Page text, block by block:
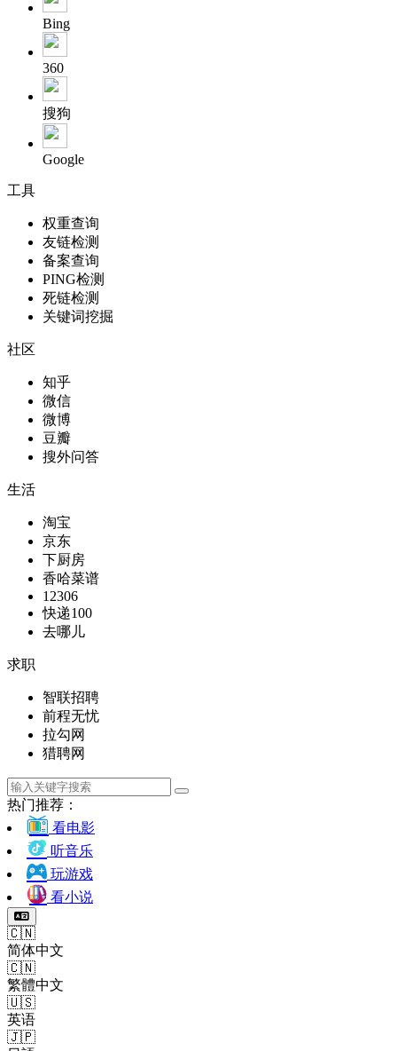
Bing
360
搜狗
Google
工具
权重查询
友链检测
备案查询
PING检测
死链检测
关键词挖掘
社区
知乎
微信
微博
豆瓣
搜外问答
生活
淘宝
京东
下厨房
香哈菜谱
12306
快递100
去哪儿
求职
智联招聘
前程无忧
拉勾网
猎聘网
热门推荐：
看电影
听音乐
玩游戏
看小说
🇨🇳
简体中文
🇨🇳
繁體中文
🇺🇸
英语
🇯🇵